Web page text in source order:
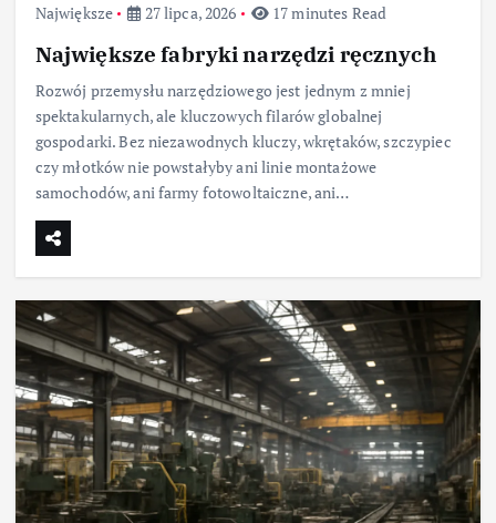
Największe 27 lipca, 2026 17 minutes Read
Największe fabryki narzędzi ręcznych
Rozwój przemysłu narzędziowego jest jednym z mniej
spektakularnych, ale kluczowych filarów globalnej
gospodarki. Bez niezawodnych kluczy, wkrętaków, szczypiec
czy młotków nie powstałyby ani linie montażowe
samochodów, ani farmy fotowoltaiczne, ani…